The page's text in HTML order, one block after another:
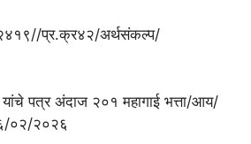
प्र.क्र४२/अर्थसंकल्प/
पत्र अंदाज २०१ महागाई भत्ता/आय/
०२/२०२६